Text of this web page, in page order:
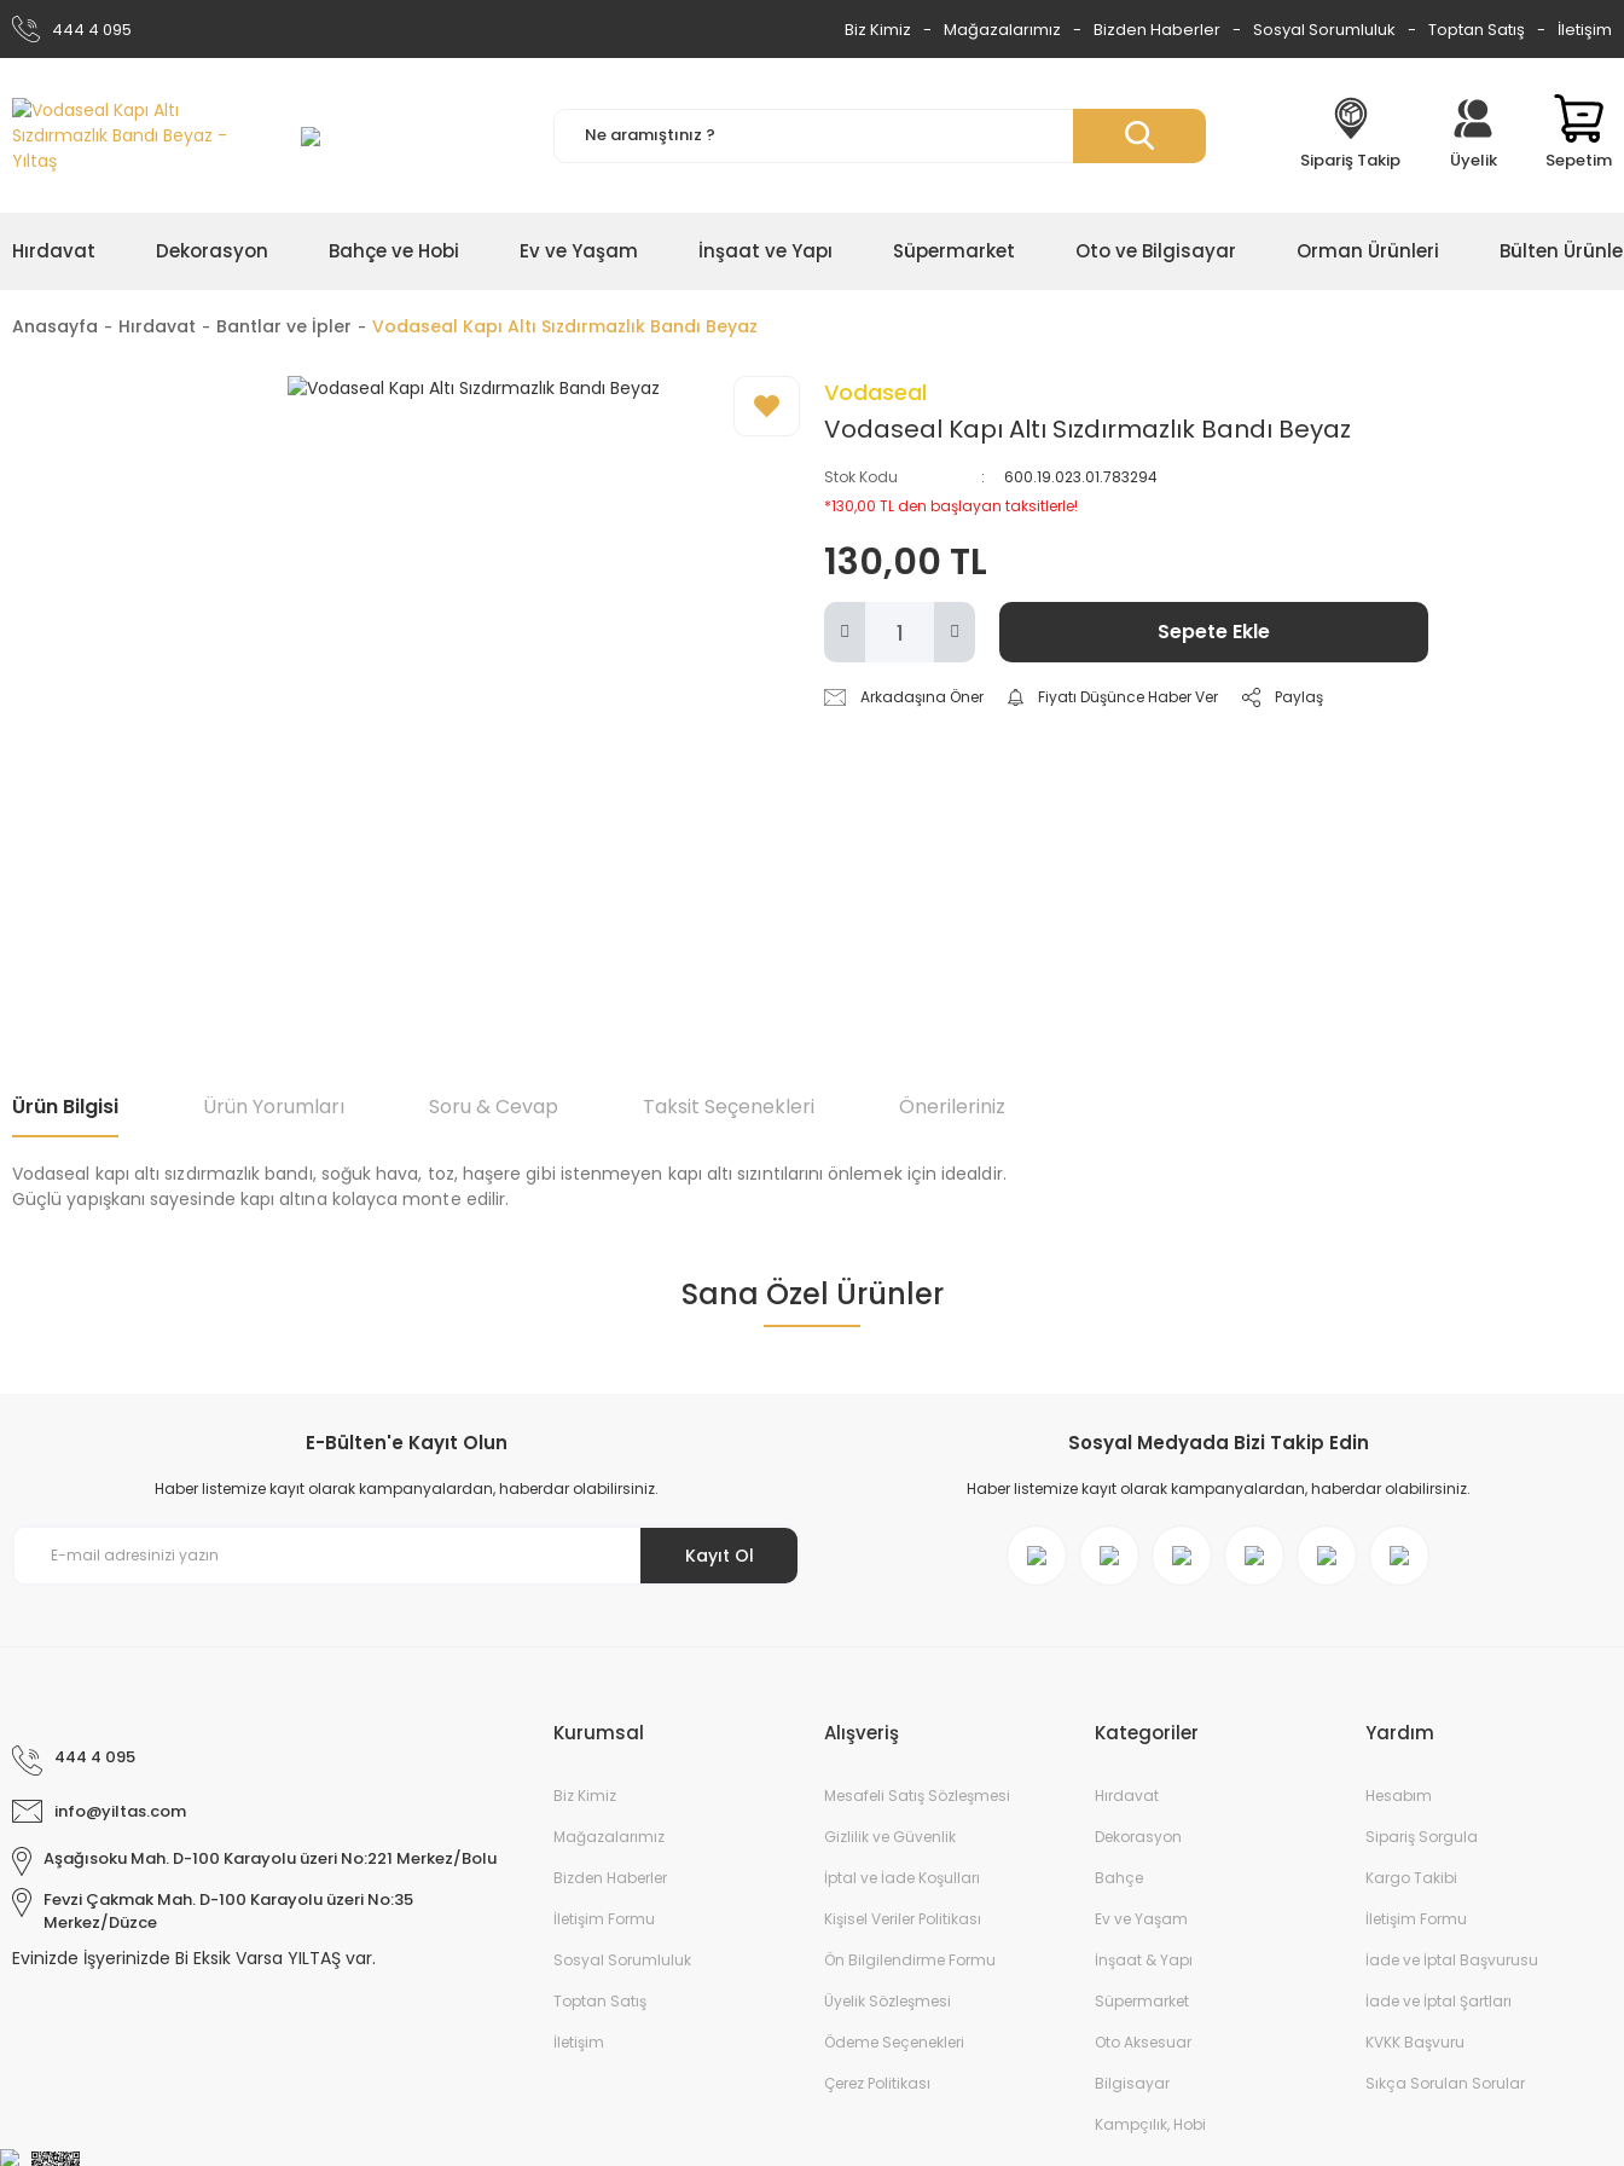
444 4 095 Biz Kimiz Mağazalarımız Bizden Haberler Sosyal Sorumluluk Toptan Satış İletişim
Sipariş Takip Üyelik Sepetim
Hırdavat Dekorasyon Bahçe ve Hobi Ev ve Yaşam İnşaat ve Yapı Süpermarket Oto ve Bilgisayar Orman Ürünleri Bülten
Anasayfa Hırdavat Bantlar ve İpler Vodaseal Kapı Altı Sızdırmazlık Bandı Beyaz
Vodaseal
Vodaseal Kapı Altı Sızdırmazlık Bandı Beyaz
Stok Kodu
600.19.023.01.783294
*130,00 TL den başlayan taksitlerle!
130,00 TL
Sepete Ekle
Arkadaşına Öner Fiyatı Düşünce Haber Ver Paylaş
Ürün Bilgisi Ürün Yorumları Soru & Cevap Taksit Seçenekleri Önerileriniz
Vodaseal kapı altı sızdırmazlık bandı, soğuk hava, toz, haşere gibi istenmeyen kapı altı sızıntılarını önlemek için idealdir.
Güçlü yapışkanı sayesinde kapı altına kolayca monte edilir.
Bu ürüne ilk yorumu siz yapın!
Ürün hakkında henüz soru sorulmamış.
Bu ürünün fiyat bilgisi, resim, ürün açıklamalarında ve diğer konularda yetersiz gördüğünüz noktaları öneri formunu kullanarak tarafımıza iletebilirsiniz.
Bu ürüne benzer farklı alternatifler olmalı.
Sana Özel Ürünler
E-Bülten'e Kayıt Olun
Haber listemize kayıt olarak kampanyalardan, haberdar olabilirsiniz.
Kayıt Ol
Sosyal Medyada Bizi Takip Edin
Haber listemize kayıt olarak kampanyalardan, haberdar olabilirsiniz.
444 4 095
info@yiltas.com
Aşağısoku Mah. D-100 Karayolu üzeri No:221 Merkez/Bolu
Fevzi Çakmak Mah. D-100 Karayolu üzeri No:35
Merkez/Düzce
Evinizde İşyerinizde Bi Eksik Varsa YILTAŞ var.
Kurumsal
Biz Kimiz
Mağazalarımız
Bizden Haberler
İletişim Formu
Sosyal Sorumluluk
Toptan Satış
İletişim
Alışveriş
Mesafeli Satış Sözleşmesi
Gizlilik ve Güvenlik
İptal ve İade Koşulları
Kişisel Veriler Politikası
Ön Bilgilendirme Formu
Üyelik Sözleşmesi
Ödeme Seçenekleri
Çerez Politikası
Kategoriler
Hırdavat
Dekorasyon
Bahçe
Ev ve Yaşam
İnşaat & Yapı
Süpermarket
Oto Aksesuar
Bilgisayar
Kampçılık, Hobi
Yardım
Hesabım
Sipariş Sorgula
Kargo Takibi
İletişim Formu
İade ve İptal Başvurusu
İade ve İptal Şartları
KVKK Başvuru
Sıkça Sorulan Sorular